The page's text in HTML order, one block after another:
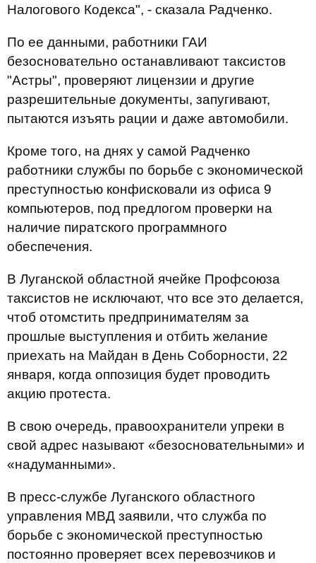
Налогового Кодекса", - сказала Радченко.
По ее данными, работники ГАИ
безосновательно останавливают таксистов
"Астры", проверяют лицензии и другие
разрешительные документы, запугивают,
пытаются изъять рации и даже автомобили.
Кроме того, на днях у самой Радченко
работники службы по борьбе с экономической
преступностью конфисковали из офиса 9
компьютеров, под предлогом проверки на
наличие пиратского программного
обеспечения.
В Луганской областной ячейке Профсоюза
таксистов не исключают, что все это делается,
чтоб отомстить предпринимателям за
прошлые выступления и отбить желание
приехать на Майдан в День Соборности, 22
января, когда оппозиция будет проводить
акцию протеста.
В свою очередь, правоохранители упреки в
свой адрес называют «безосновательными» и
«надуманными».
В пресс-службе Луганского областного
управления МВД заявили, что служба по
борьбе с экономической преступностью
постоянно проверяет всех перевозчиков и